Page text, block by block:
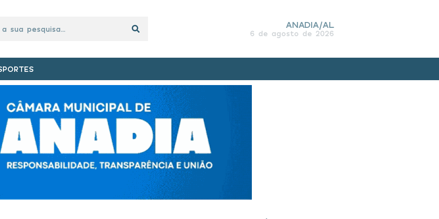
ANADIA/AL
6 de agosto de 2026